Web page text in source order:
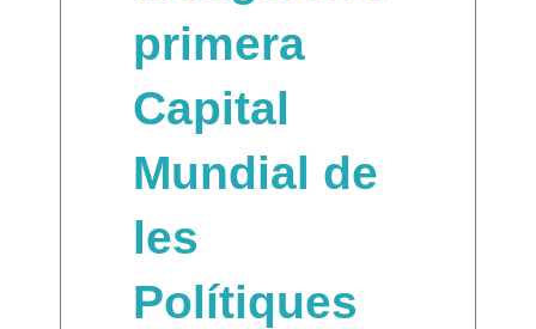
primera
Capital
Mundial de
les
Polítiques